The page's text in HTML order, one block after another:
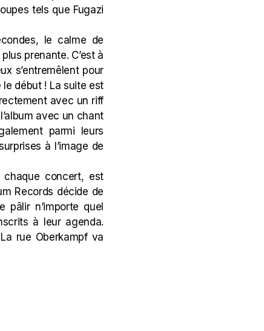
tels que Fugazi
le calme de
prenante. C’est à
s’entremêlent pour
le début ! La suite est
avec un riff
avec un chant
parmi leurs
à l’image de
concert, est
Records décide de
pâlir n’importe quel
à leur agenda.
rue Oberkampf va